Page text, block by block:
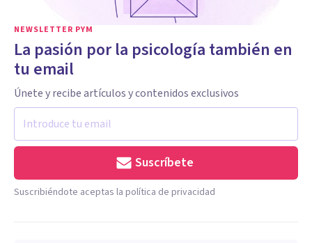
NEWSLETTER PYM
La pasión por la psicología también en
tu email
Únete y recibe artículos y contenidos exclusivos
Suscríbete
Suscribiéndote aceptas la política de privacidad